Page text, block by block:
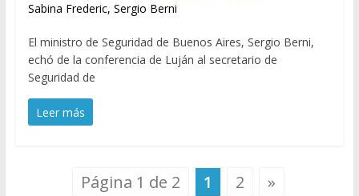
Sabina Frederic, Sergio Berni
El ministro de Seguridad de Buenos Aires, Sergio Berni,
echó de la conferencia de Luján al secretario de
Seguridad de
Leer más
Página 1 de 2 1 2 »